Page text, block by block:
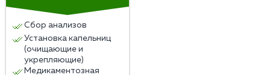
Сбор анализов
Установка капельниц
(очищающие и
укрепляющие)
Медикаментозная